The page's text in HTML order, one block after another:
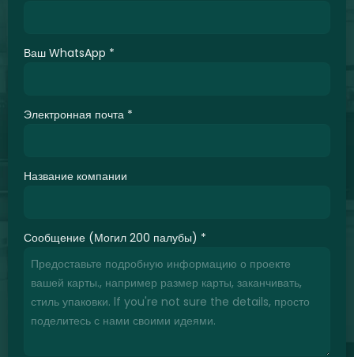
Ваш WhatsApp *
Электронная почта *
Название компании
Сообщение (Могил 200 палубы) *